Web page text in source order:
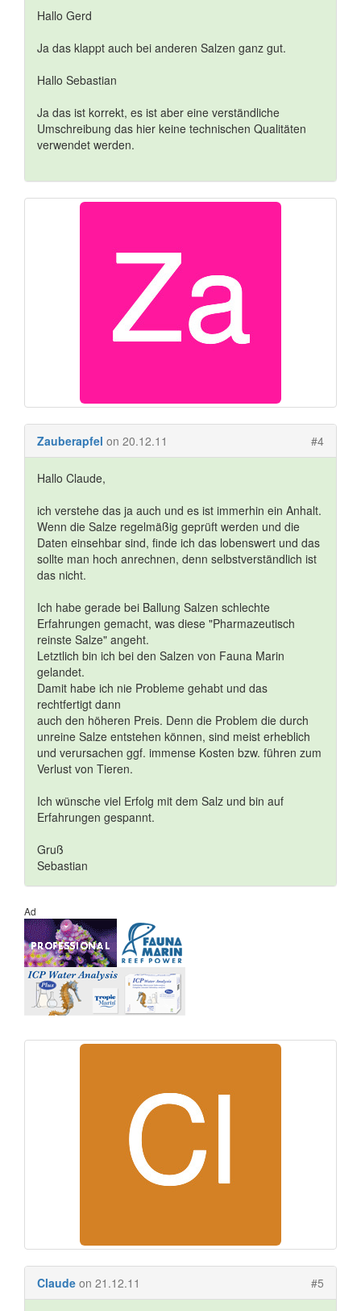
Hallo Gerd
Ja das klappt auch bei anderen Salzen ganz gut.
Hallo Sebastian
Ja das ist korrekt, es ist aber eine verständliche
Umschreibung das hier keine technischen Qualitäten
verwendet werden.
Zauberapfel on 20.12.11 #4
Hallo Claude,
ich verstehe das ja auch und es ist immerhin ein Anhalt.
Wenn die Salze regelmäßig geprüft werden und die
Daten einsehbar sind, finde ich das lobenswert und das
sollte man hoch anrechnen, denn selbstverständlich ist
das nicht.
Ich habe gerade bei Ballung Salzen schlechte
Erfahrungen gemacht, was diese "Pharmazeutisch
reinste Salze" angeht.
Letztlich bin ich bei den Salzen von Fauna Marin
gelandet.
Damit habe ich nie Probleme gehabt und das
rechtfertigt dann
auch den höheren Preis. Denn die Problem die durch
unreine Salze entstehen können, sind meist erheblich
und verursachen ggf. immense Kosten bzw. führen zum
Verlust von Tieren.
Ich wünsche viel Erfolg mit dem Salz und bin auf
Erfahrungen gespannt.
Gruß
Sebastian
Ad
Claude on 21.12.11 #5